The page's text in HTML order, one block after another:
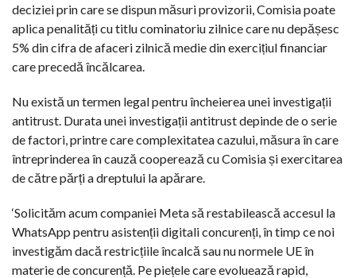
deciziei prin care se dispun măsuri provizorii, Comisia poate
aplica penalități cu titlu cominatoriu zilnice care nu depășesc
5% din cifra de afaceri zilnică medie din exercițiul financiar
care precedă încălcarea.
Nu există un termen legal pentru încheierea unei investigații
antitrust. Durata unei investigații antitrust depinde de o serie
de factori, printre care complexitatea cazului, măsura în care
întreprinderea în cauză cooperează cu Comisia și exercitarea
de către părți a dreptului la apărare.
‘Solicităm acum companiei Meta să restabilească accesul la
WhatsApp pentru asistenții digitali concurenți, în timp ce noi
investigăm dacă restricțiile încalcă sau nu normele UE în
materie de concurență. Pe piețele care evoluează rapid,